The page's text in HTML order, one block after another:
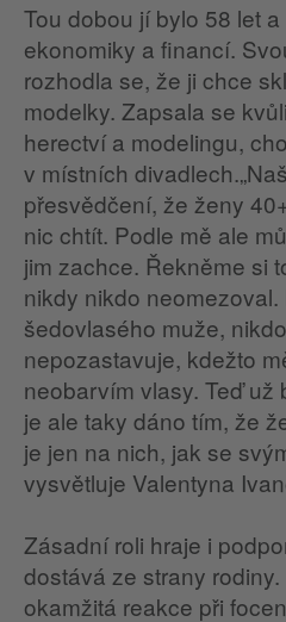
Tou dobou jí bylo 58 let
ekonomiky a financí.
rozhodla se, že ji chce
modelky. Zapsala se
herectví a modelingu,
v místních
přesvědčení, že ženy
nic chtít. Podle mě ale
jim zachce. Řekněme si
nikdy nikdo
šedovlasého muže,
nepozastavuje, kdežto
neobarvím vlasy. Teď už
je ale taky dáno tím, že
je jen na nich, jak se
vysvětluje Valentyna
Zásadní roli hraje i
dostává ze strany
okamžitá reakce při